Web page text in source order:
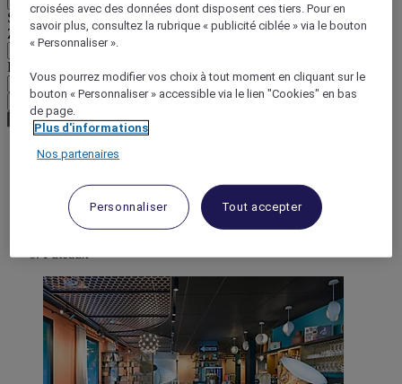
Sélectionnez votre devise ci-dessous
Zone géographique
Devise
Valider ma devise
Europe
France
Ile-de-France
Puteaux
croisées avec des données dont disposent ces tiers. Pour en
savoir plus, consultez la rubrique « publicité ciblée » via le bouton
« Personnaliser ».
Vous pourrez modifier vos choix à tout moment en cliquant sur le
bouton « Personnaliser » accessible via le lien "Cookies" en bas
de page.
Plus d'informations
Nos partenaires
Personnaliser Tout accepter